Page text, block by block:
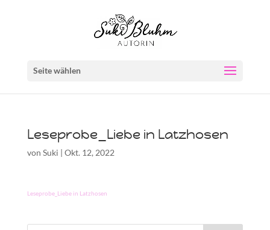
Seite wählen
Leseprobe_Liebe in Latzhosen
von Suki | Okt. 12, 2022
Leseprobe_Liebe in Latzhosen